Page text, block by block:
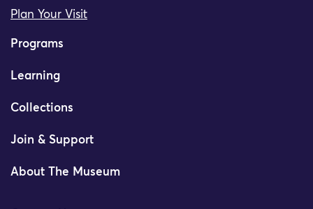
Plan Your Visit
Programs
Learning
Collections
Join & Support
About The Museum